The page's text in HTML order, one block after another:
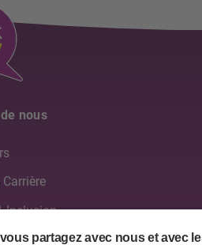
nous
Inclusion
& Direction générale